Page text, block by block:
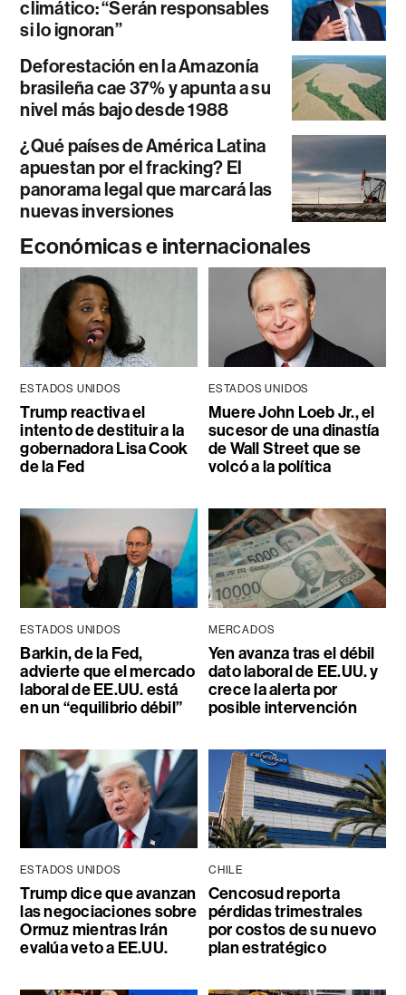
climático: “Serán responsables
si lo ignoran”
Deforestación en la Amazonía
brasileña cae 37% y apunta a su
nivel más bajo desde 1988
¿Qué países de América Latina
apuestan por el fracking? El
panorama legal que marcará las
nuevas inversiones
Económicas e internacionales
ESTADOS UNIDOS
Trump reactiva el
intento de destituir a la
gobernadora Lisa Cook
de la Fed
ESTADOS UNIDOS
Muere John Loeb Jr., el
sucesor de una dinastía
de Wall Street que se
volcó a la política
ESTADOS UNIDOS
Barkin, de la Fed,
advierte que el mercado
laboral de EE.UU. está
en un “equilibrio débil”
MERCADOS
Yen avanza tras el débil
dato laboral de EE.UU. y
crece la alerta por
posible intervención
ESTADOS UNIDOS
Trump dice que avanzan
las negociaciones sobre
Ormuz mientras Irán
evalúa veto a EE.UU.
CHILE
Cencosud reporta
pérdidas trimestrales
por costos de su nuevo
plan estratégico